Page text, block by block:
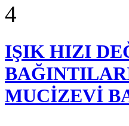
4
IŞIK HIZI
MUCİZEVİ